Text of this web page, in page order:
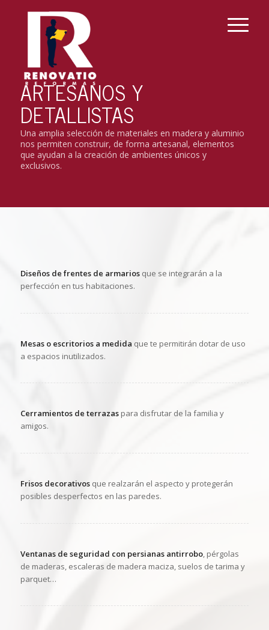
ARTESANOS Y
DETALLISTAS
Una amplia selección de materiales en madera y aluminio
nos permiten construir, de forma artesanal, elementos
que ayudan a la creación de ambientes únicos y
exclusivos.
Diseños de frentes de armariosque se integrarán a la
perfección en tus habitaciones.
Mesas o escritorios a medida que te permitirán dotar de uso
a espacios inutilizados.
Cerramientos de terrazaspara disfrutar de la familia y
amigos.
Frisos decorativosque realzarán el aspecto y protegerán
posibles desperfectos en las paredes.
Ventanas de seguridad con persianas antirrobo, pérgolas
de maderas, escaleras de madera maciza, suelos de tarima y
parquet…